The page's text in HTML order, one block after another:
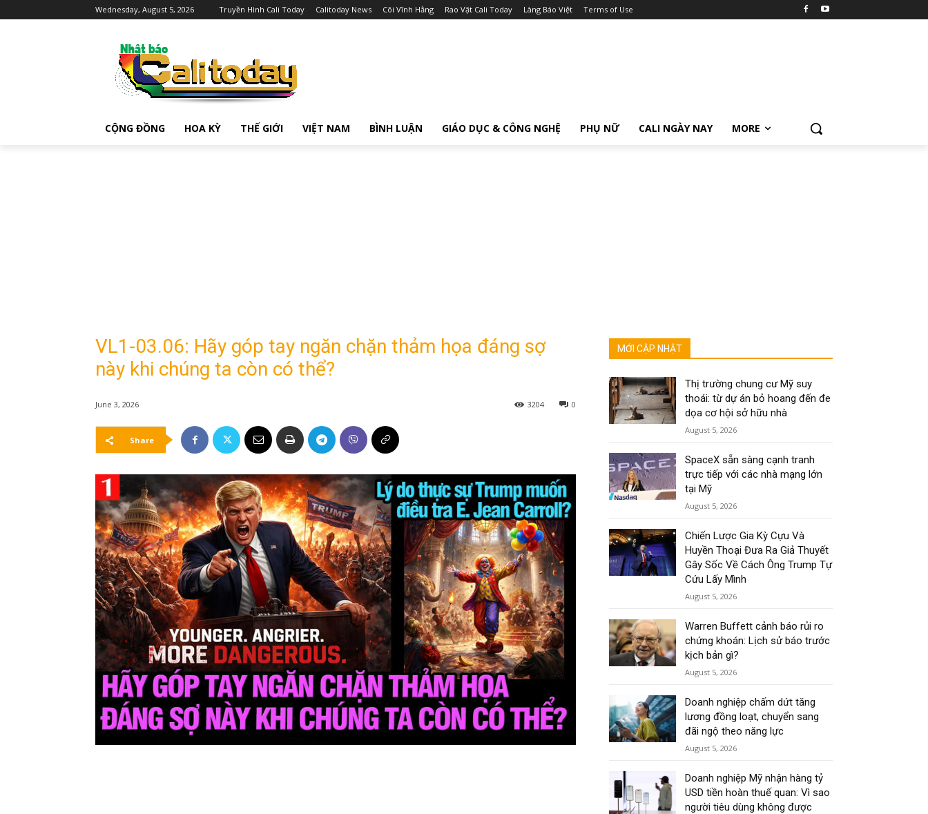
Wednesday, August 5, 2026 Truyền Hình Cali Today Calitoday News Cõi Vĩnh Hằng Rao Vặt Cali Today Làng Báo Việt Terms of Use
CỘNG ĐỒNG HOA KỲ THẾ GIỚI VIỆT NAM BÌNH LUẬN GIÁO DỤC & CÔNG NGHỆ PHỤ NỮ CALI NGÀY NAY MORE
VL1-03.06: Hãy góp tay ngăn chặn thảm họa đáng sợ
này khi chúng ta còn có thể?
June 3, 2026 0
3204
Share
MỚI CẬP NHẬT
Thị trường chung cư Mỹ suy
thoái: từ dự án bỏ hoang đến đe
dọa cơ hội sở hữu nhà
August 5, 2026
SpaceX sẵn sàng cạnh tranh
trực tiếp với các nhà mạng lớn
tại Mỹ
August 5, 2026
Chiến Lược Gia Kỳ Cựu Và
Huyền Thoại Đưa Ra Giả Thuyết
Gây Sốc Về Cách Ông Trump Tự
Cứu Lấy Mình
August 5, 2026
Warren Buffett cảnh báo rủi ro
chứng khoán: Lịch sử báo trước
kịch bản gì?
August 5, 2026
Doanh nghiệp chấm dứt tăng
lương đồng loạt, chuyển sang
đãi ngộ theo năng lực
August 5, 2026
Doanh nghiệp Mỹ nhận hàng tỷ
USD tiền hoàn thuế quan: Vì sao
người tiêu dùng không được